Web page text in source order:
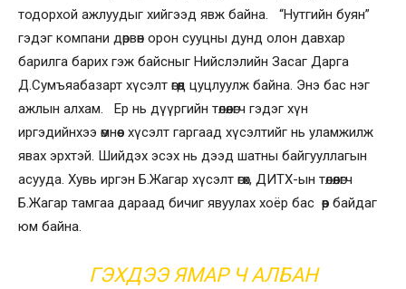
тодорхой ажлуудыг хийгээд явж байна. “Нутгийн буян”
гэдэг компани дөрвөн орон сууцны дунд олон давхар
барилга барих гэж байсныг Нийслэлийн Засаг Дарга
Д.Сумъяабазарт хүсэлт өгөөд цуцлуулж байна. Энэ бас нэг
ажлын алхам. Ер нь дүүргийн төлөөлөгч гэдэг хүн
иргэдийнхээ өмнөөс хүсэлт гаргаад хүсэлтийг нь уламжилж
явах эрхтэй. Шийдэх эсэх нь дээд шатны байгууллагын
асууда. Хувь иргэн Б.Жагар хүсэлт өгөх, ДИТХ-ын төлөөлөгч
Б.Жагар тамгаа дараад бичиг явуулах хоёр бас өөр байдаг
юм байна.
ГЭХДЭЭ ЯМАР Ч АЛБАН